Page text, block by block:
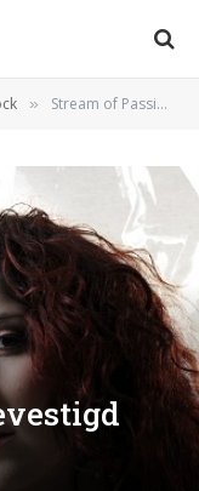
» Stream of Passion bevestigd voor CityRock 2015